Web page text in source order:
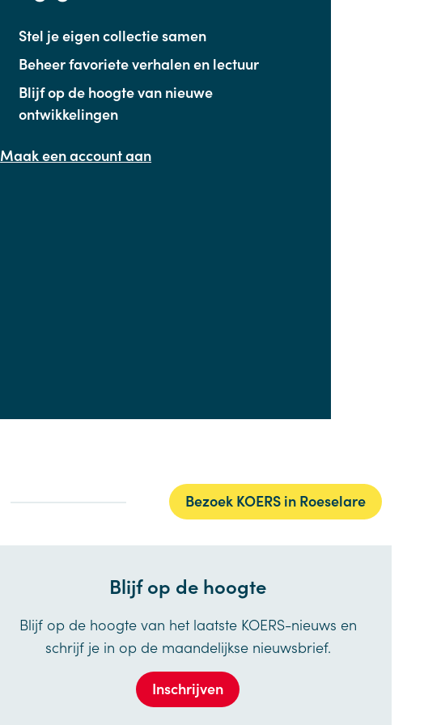
Stel je eigen collectie samen
Beheer favoriete verhalen en lectuur
Blijf op de hoogte van nieuwe
ontwikkelingen
Maak een account aan
Bezoek KOERS in Roeselare
Blijf op de hoogte
Blijf op de hoogte van het laatste KOERS-nieuws en
schrijf je in op de maandelijkse nieuwsbrief.
Inschrijven